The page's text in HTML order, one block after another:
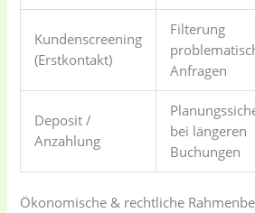
Kundenscreening
(Erstkontakt)
Filterung
Anfragen
Deposit /
Anzahlung
bei längeren
Buchungen
Ökonomische & rechtliche